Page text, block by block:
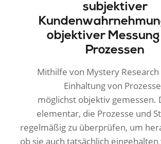
subjektiver
objektiver
Prozessen
Mithilfe von Mystery
Einhaltung von
möglichst objektiv gemessen.
elementar, die Prozesse und
regelmäßig zu überprüfen, um
ob sie auch tatsächlich